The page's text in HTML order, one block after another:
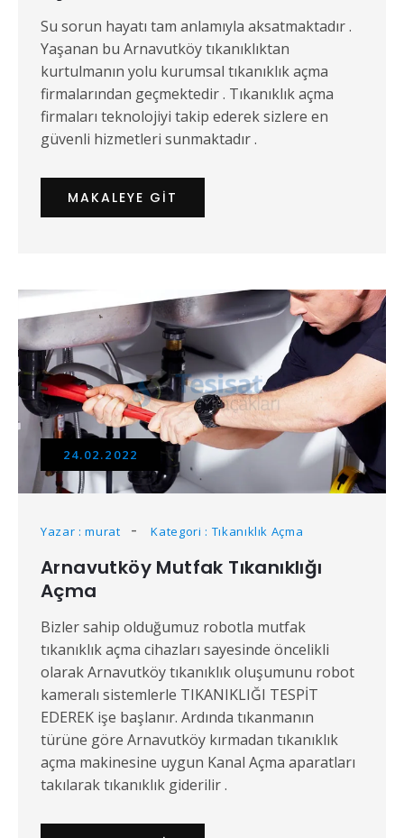
Su sorun hayatı tam anlamıyla aksatmaktadır .
Yaşanan bu Arnavutköy tıkanıklıktan
kurtulmanın yolu kurumsal tıkanıklık açma
firmalarından geçmektedir . Tıkanıklık açma
firmaları teknolojiyi takip ederek sizlere en
güvenli hizmetleri sunmaktadır .
MAKALEYE GIT
24.02.2022
Yazar : murat Kategori : Tıkanıklık Açma
Arnavutköy Mutfak Tıkanıklığı
Açma
Bizler sahip olduğumuz robotla mutfak
tıkanıklık açma cihazları sayesinde öncelikli
olarak Arnavutköy tıkanıklık oluşumunu robot
kameralı sistemlerle TIKANIKLIĞI TESPİT
EDEREK işe başlanır. Ardında tıkanmanın
türüne göre Arnavutköy kırmadan tıkanıklık
açma makinesine uygun Kanal Açma aparatları
takılarak tıkanıklık giderilir .